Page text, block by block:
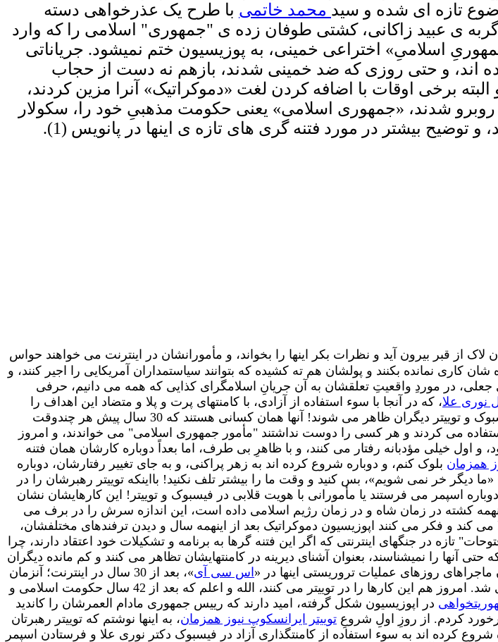
تازه ای شده و سید محمد خاتمی با طرح یک عذرخواهی دسته
ی عبید زاکانی، کشتی طوفان زده ی "جمهوری" اسلامی را که وارد
اسلامیِ» اختراعی خمینی، به پوزیسیون ختم نمیشود. جریاناتی
اند، و حتی روزی که ضد خمینی شدند، بازهم نه دست از حجاب
برخی اوقات با اضافه کردن لغت «دموکراتیک» آنرا مزین کردند،
روبرو شدند، «جمهوری اسلامی» یعنی حکومت مذهبیِ خود را، سکولار
بیشتر در مورد فتنه گری های تازه ی اینها در پانویس (1).
لاک از قبر بیرون آید و نظرات بکر اینها را بخواند، و مأمورانشان در اینترنت می خواهند حواس
کاری نمانده بکنند و پولشان هم ته کشیده که بتوانند سیاستمداران آمریکایی را اجیر کنند، و
در موردِ واقعیتِ تعلقشان به آن جریانِ اسلامگرای کذایی که همه می دانیم، حرفی
نوری علا، که در آنجا با سوء استفاده از آزادی، با کامنتهای پرت و پلا و متضاد این اهداف را
دنبال می کنند، چرا که کسی فیسبوک این افراد را نمی خواند و همیشه مثل زالو در فیسبوک و توییتر دیگران ظاهر می شوند! آنها همان کسانی هستند که 30 سال پیش هر چندوقت
می کردند و هر کسی را دوست نداشتند "مأمور جمهوری اسلامی" می خواندند، و امروز
و اول خیلی مؤدبانه رفتار می کنند، و با ظاهرِ بی طرف، اما بعداً دوباره کارشان همان فتنه
همزمان بلوک کنم، و دوباره شروع کرده اند به زهر پراکنی، و به جای تغییر رفتارشان، دوباره
دیگر خر نمی شویم»، بس کنید و وقت ما را بیشتر تلف نکنید! بااینکه توییتر رهبرشان را در
اسپمر می فرستند یا مأمورانی با هویت قلابی در فیسبوک و توییتر! این کارهایشان نشان
که اینهمه کشته در زمان شاه و در زمان رژیم اسلامی داده است، این اندازه سرش را در برف می
کند و فکر می کنند اپوزیسیون دموکراتیک بعد از اینهمه سال و دیدن ترفندهای مختلفشان،
تازه در جنگهای اینترنتی که اگر این فتنه گرها به برنامه و تشکیلات خود اعتقاد دارند، چرا
آنها را نمیشناسند، بعنوان آشنای دیرینه در کامنتهایشان تظاهر می کنند و کم مانده دیگران
روزهای عملیات تروریستی اینها در « اس سی آی
»، بعد از 30 سال در اینترنت؛ آنزمان
هر چند وقت تیم پارتیزانی اینها یکدفعه به اس سی آی حمله می کرد و بعد هم ناپدید می شد. امروز هم این کارها را در توییتر می کنند، الله و اعلم که بعد از 42 سال حکومت اسلامی و
در اپوزیسیون شکل گرفته، امید دارند که رییس جمهوری مادام العمرشان را کاندید
برخورد کردم. از روزِ اولِ شروعِ توییتر ایرانسکوپ نیوز همزمان، به اینها نوشتم که توییتر رهبرتان
شروع کرده اند به سوء استفاده از کامنتگذاری آزاد در فیسبوک دکتر نوری علا و فرستادن اسپمر